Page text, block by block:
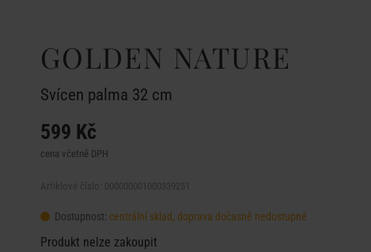
GOLDEN NATURE
Svícen palma 32 cm
599 Kč
cena včetně DPH
Dostupnost: centrální sklad, doprava dočasně nedostupné
Produkt nelze zakoupit